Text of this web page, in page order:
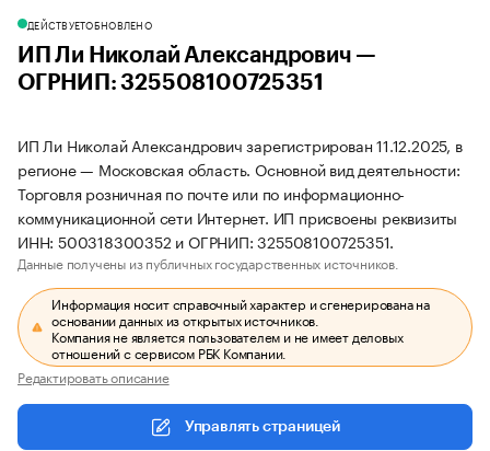
ДЕЙСТВУЕТОБНОВЛЕНО
ИП Ли Николай Александрович —
ОГРНИП: 325508100725351
ИП Ли Николай Александрович зарегистрирован 11.12.2025, в
регионе — Московская область. Основной вид деятельности:
Торговля розничная по почте или по информационно-
коммуникационной сети Интернет. ИП присвоены реквизиты
ИНН: 500318300352 и ОГРНИП: 325508100725351.
Данные получены из публичных государственных источников.
Информация носит справочный характер и сгенерирована на
основании данных из открытых источников.
Компания не является пользователем и не имеет деловых
отношений с сервисом РБК Компании.
Редактировать описание
Управлять страницей